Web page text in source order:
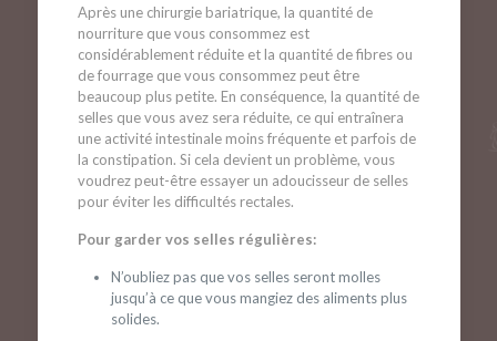
Après une chirurgie bariatrique, la quantité de
nourriture que vous consommez est
considérablement réduite et la quantité de fibres ou
de fourrage que vous consommez peut être
beaucoup plus petite. En conséquence, la quantité de
selles que vous avez sera réduite, ce qui entraînera
une activité intestinale moins fréquente et parfois de
la constipation. Si cela devient un problème, vous
voudrez peut-être essayer un adoucisseur de selles
pour éviter les difficultés rectales.
Pour garder vos selles régulières:
N’oubliez pas que vos selles seront molles
jusqu’à ce que vous mangiez des aliments plus
solides.